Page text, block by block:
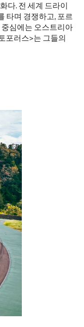
다. 전 세계 드라이
타며 경쟁하고, 포르
심에는 오스트리아
포러스>는 그들의